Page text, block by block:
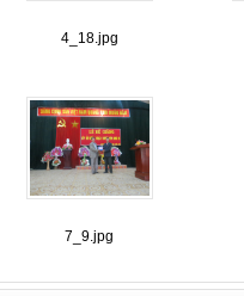
4_18.jpg
7_9.jpg